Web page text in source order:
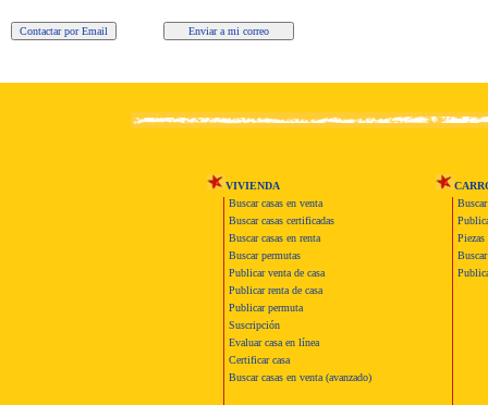
VIVIENDA
Buscar casas en venta
Buscar casas certificadas
Buscar casas en renta
Buscar permutas
Publicar venta de casa
Publicar renta de casa
Publicar permuta
Suscripción
Evaluar casa en línea
Certificar casa
Buscar casas en venta (avanzado)
Piezas